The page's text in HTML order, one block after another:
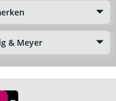
& Meyer